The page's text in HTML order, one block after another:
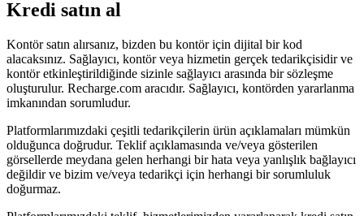
Kredi satın al
Kontör satın alırsanız, bizden bu kontör için dijital bir kod
alacaksınız. Sağlayıcı, kontör veya hizmetin gerçek tedarikçisidir ve
kontör etkinleştirildiğinde sizinle sağlayıcı arasında bir sözleşme
oluşturulur. Recharge.com aracıdır. Sağlayıcı, kontörden yararlanma
imkanından sorumludur.
Platformlarımızdaki çeşitli tedarikçilerin ürün açıklamaları mümkün
olduğunca doğrudur. Teklif açıklamasında ve/veya gösterilen
görsellerde meydana gelen herhangi bir hata veya yanlışlık bağlayıcı
değildir ve bizim ve/veya tedarikçi için herhangi bir sorumluluk
doğurmaz.